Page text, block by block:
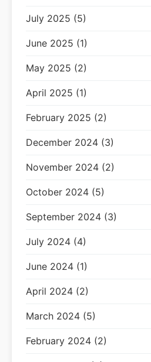
July 2025 (5)
June 2025 (1)
May 2025 (2)
April 2025 (1)
February 2025 (2)
December 2024 (3)
November 2024 (2)
October 2024 (5)
September 2024 (3)
July 2024 (4)
June 2024 (1)
April 2024 (2)
March 2024 (5)
February 2024 (2)